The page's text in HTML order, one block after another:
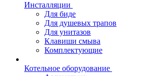
Инсталляции
Для биде
Для душевых трапов
Для унитазов
Клавиши смыва
Комплектующие
Котельное оборудование